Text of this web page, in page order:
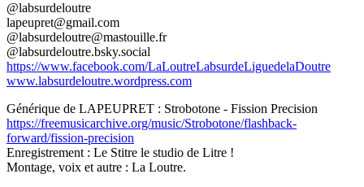
@labsurdeloutre
lapeupret@gmail.com
@labsurdeloutre@mastouille.fr
@labsurdeloutre.bsky.social
https://www.facebook.com/LaLoutreLabsurdeLiguedelaDoutre
www.labsurdeloutre.wordpress.com
Générique de LAPEUPRET : Strobotone - Fission Precision
https://freemusicarchive.org/music/Strobotone/flashback-
forward/fission-precision
Enregistrement : Le Stitre le studio de Litre !
Montage, voix et autre : La Loutre.